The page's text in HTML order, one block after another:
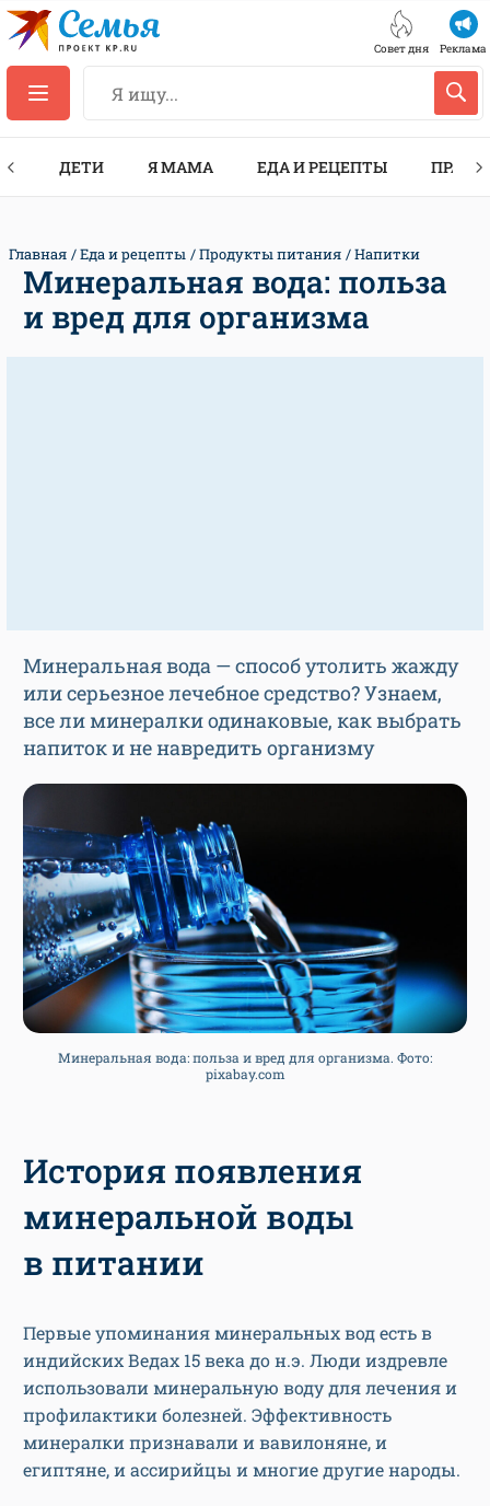
Совет дня Реклама
ДЕТИ Я МАМА ЕДА И РЕЦЕПТЫ
Главная Еда и рецепты Продукты питания Напитки
Минеральная вода: польза
и вред для организма
Минеральная вода — способ утолить жажду
или серьезное лечебное средство? Узнаем,
все ли минералки одинаковые, как выбрать
напиток и не навредить организму
Минеральная вода: польза и вред для организма. Фото:
pixabay.com
История появления
минеральной воды
в питании
Первые упоминания минеральных вод есть в
индийских Ведах 15 века до н.э. Люди издревле
использовали минеральную воду для лечения и
профилактики болезней. Эффективность
минералки признавали и вавилоняне, и
египтяне, и ассирийцы и многие другие народы.